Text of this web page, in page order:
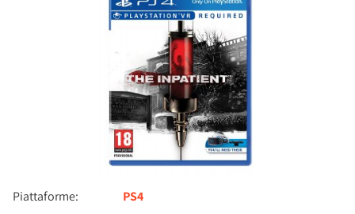
Piattaforme: PS4